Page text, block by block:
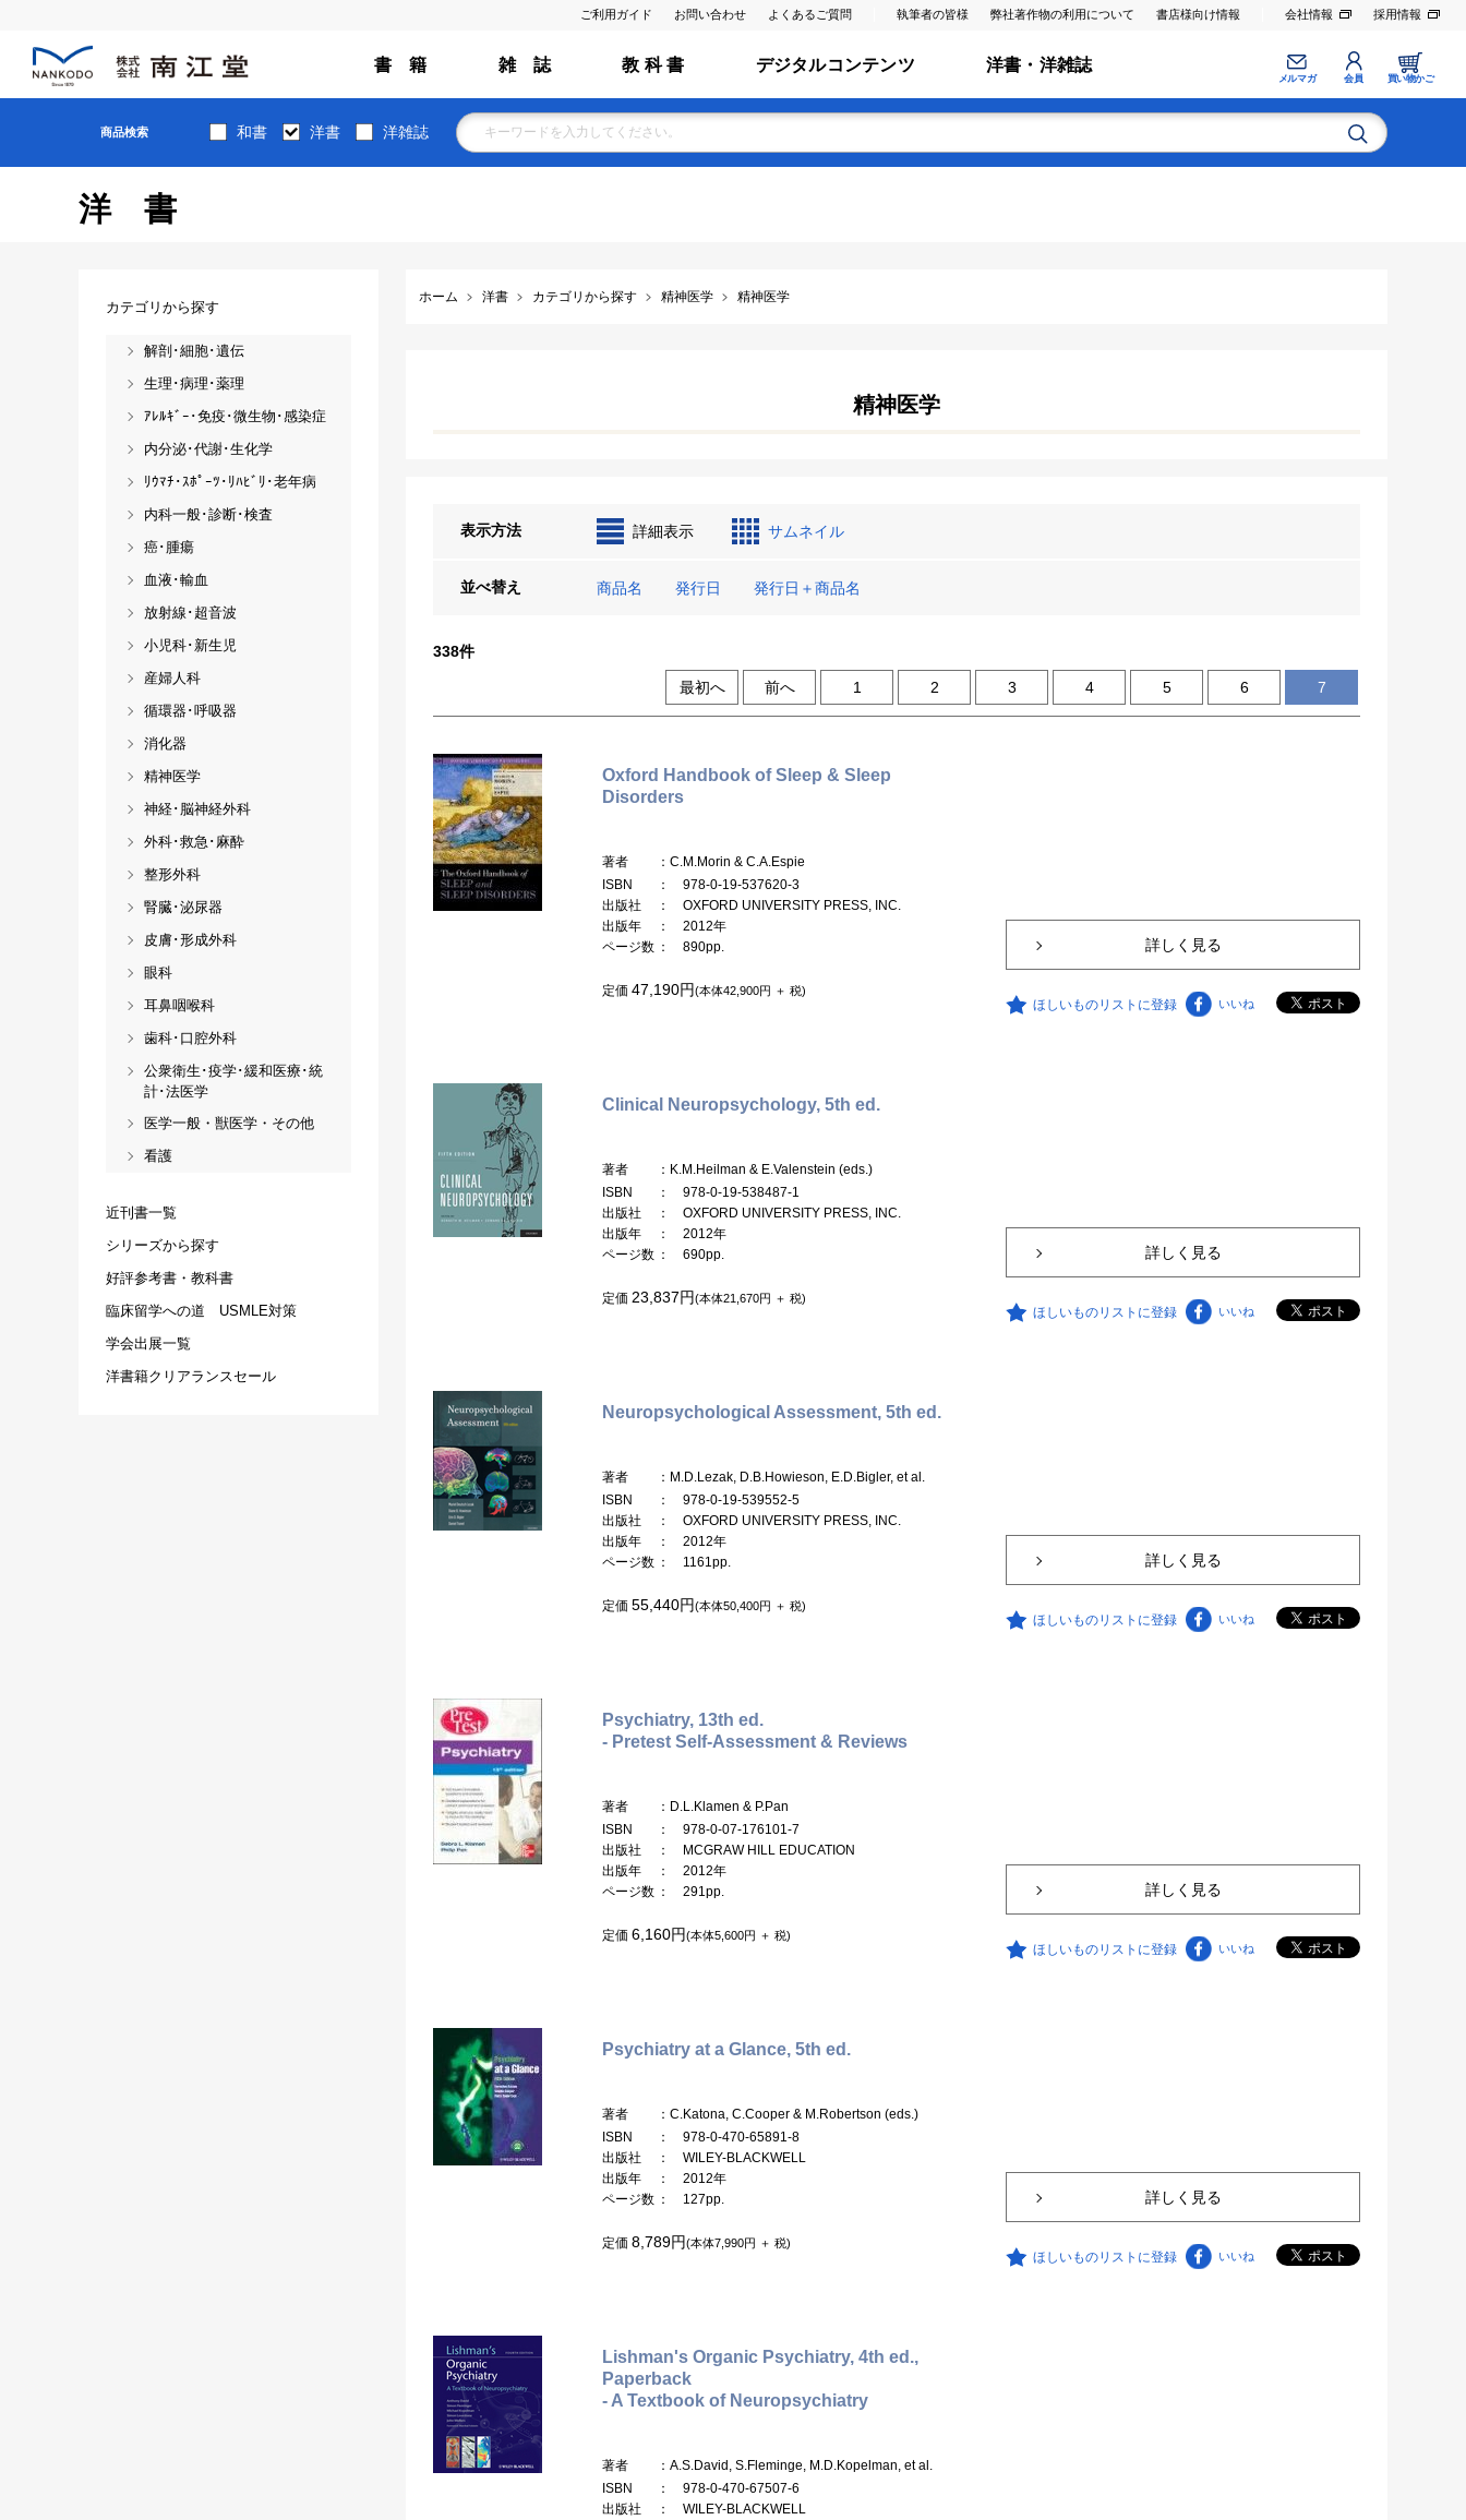
ご利用ガイド お問い合わせ よくあるご質問 執筆者の皆様 弊社著作物の利用について 書店様向け情報 会社情報 採用情報
書 籍 雑 誌 教 科 書 デジタルコンテンツ 洋書・洋雑誌
メルマガ 会員 買い物かご
商品検索 和書 洋書 洋雑誌
洋書
ホーム 洋書 カテゴリから探す 精神医学 精神医学
精神医学
表示方法 詳細表示 サムネイル
並べ替え 商品名 発行日 発行日＋商品名
338件
最初へ 前へ 1 2 3 4 5 6 7
Oxford Handbook of Sleep & Sleep
Disorders
著者
：C.M.Morin & C.A.Espie
ISBN
： 978-0-19-537620-3
出版社
： OXFORD UNIVERSITY PRESS, INC.
出版年
： 2012年
ページ数 ： 890pp.
定価 47,190円(本体42,900円 ＋ 税)
詳しく見る
ほしいものリストに登録 いいね
Clinical Neuropsychology, 5th ed.
著者
：K.M.Heilman & E.Valenstein (eds.)
ISBN
： 978-0-19-538487-1
出版社
： OXFORD UNIVERSITY PRESS, INC.
出版年
： 2012年
ページ数 ： 690pp.
定価 23,837円(本体21,670円 ＋ 税)
詳しく見る
ほしいものリストに登録 いいね
Neuropsychological Assessment, 5th ed.
著者
：M.D.Lezak, D.B.Howieson, E.D.Bigler, et al.
ISBN
： 978-0-19-539552-5
出版社
： OXFORD UNIVERSITY PRESS, INC.
出版年
： 2012年
ページ数 ： 1161pp.
定価 55,440円(本体50,400円 ＋ 税)
詳しく見る
ほしいものリストに登録 いいね
Psychiatry, 13th ed.
- Pretest Self-Assessment & Reviews
著者
：D.L.Klamen & P.Pan
ISBN
： 978-0-07-176101-7
出版社
： MCGRAW HILL EDUCATION
出版年
： 2012年
ページ数 ： 291pp.
定価 6,160円(本体5,600円 ＋ 税)
詳しく見る
ほしいものリストに登録 いいね
Psychiatry at a Glance, 5th ed.
著者
：C.Katona, C.Cooper & M.Robertson (eds.)
ISBN
： 978-0-470-65891-8
出版社
： WILEY-BLACKWELL
出版年
： 2012年
ページ数 ： 127pp.
定価 8,789円(本体7,990円 ＋ 税)
詳しく見る
ほしいものリストに登録 いいね
Lishman's Organic Psychiatry, 4th ed.,
Paperback
- A Textbook of Neuropsychiatry
著者
：A.S.David, S.Fleminge, M.D.Kopelman, et al.
ISBN
： 978-0-470-67507-6
出版社
： WILEY-BLACKWELL
カテゴリから探す
解剖･細胞･遺伝
生理･病理･薬理
ｱﾚﾙｷﾞｰ･免疫･微生物･感染症
内分泌･代謝･生化学
ﾘｳﾏﾁ･ｽﾎﾟｰﾂ･ﾘﾊﾋﾞﾘ･老年病
内科一般･診断･検査
癌･腫瘍
血液･輸血
放射線･超音波
小児科･新生児
産婦人科
循環器･呼吸器
消化器
精神医学
神経･脳神経外科
外科･救急･麻酔
整形外科
腎臓･泌尿器
皮膚･形成外科
眼科
耳鼻咽喉科
歯科･口腔外科
公衆衛生･疫学･緩和医療･統
計･法医学
医学一般・獣医学・その他
看護
近刊書一覧
シリーズから探す
好評参考書・教科書
臨床留学への道 USMLE対策
学会出展一覧
洋書籍クリアランスセール